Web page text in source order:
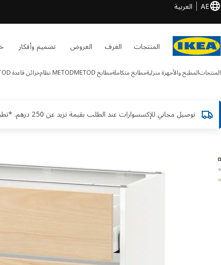
AE العربية
المنتجات الغرف العروض تصميم وأفكار
المنتجاتالمطبخ والأجهزة منزليةمطابخ متكاملةمطابخ METOD METOD نظام خزائن قاعدة METOD
توصيل مجاني للإكسسوارات عند الطلب بقيمة تزيد عن 250 درهم. *تطبق الشروط والأحكام
3 METOD / MAXIMERA الصور الصور